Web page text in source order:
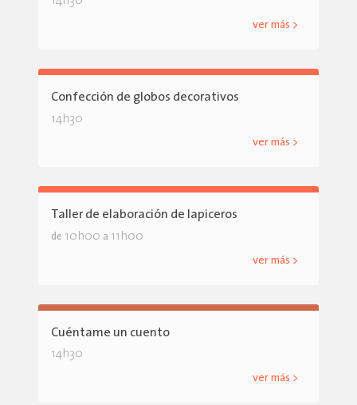
ver más >
Confección de globos decorativos
14h30
ver más >
Taller de elaboración de lapiceros
de 10h00 a 11h00
ver más >
Cuéntame un cuento
14h30
ver más >